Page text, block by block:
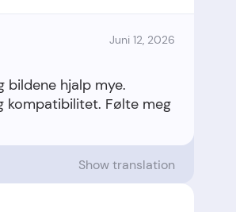
Juni 12, 2026
bildene hjalp mye.
kompatibilitet. Følte meg
Show translation